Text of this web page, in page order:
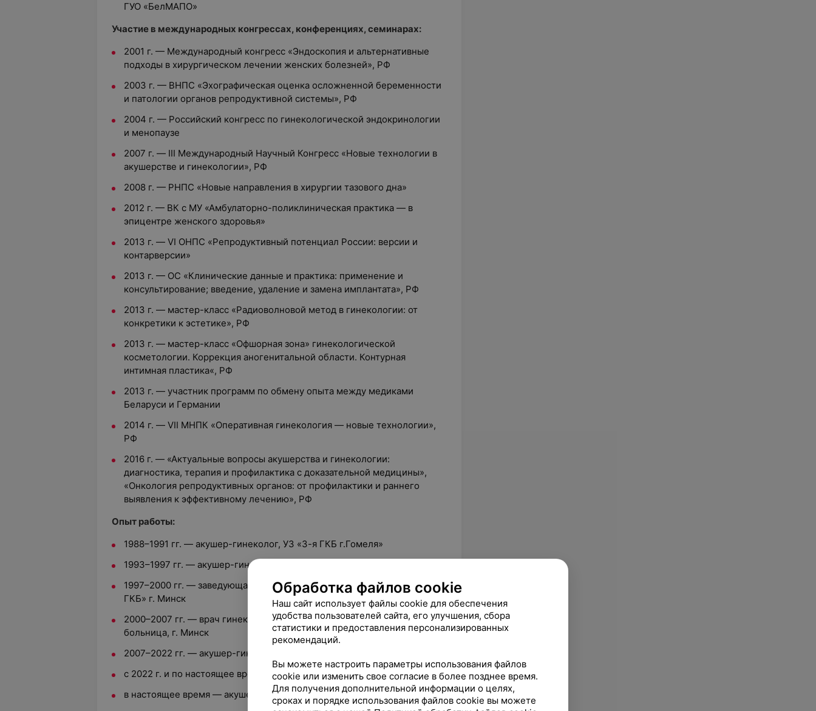
ГУО «БелМАПО»
Участие в международных конгрессах, конференциях, семинарах:
2001 г. — Международный конгресс «Эндоскопия и альтернативные
подходы в хирургическом лечении женских болезней», РФ
2003 г. — ВНПС «Эхографическая оценка осложненной беременности
и патологии органов репродуктивной системы», РФ
2004 г. — Российский конгресс по гинекологической эндокринологии
и менопаузе
2007 г. — III Международный Научный Конгресс «Новые технологии в
акушерстве и гинекологии», РФ
2008 г. — РНПС «Новые направления в хирургии тазового дна»
2012 г. — ВК с МУ «Амбулаторно-поликлиническая практика — в
эпицентре женского здоровья»
2013 г. — VI ОНПС «Репродуктивный потенциал России: версии и
контарверсии»
2013 г. — ОС «Клинические данные и практика: применение и
консультирование; введение, удаление и замена имплантата», РФ
2013 г. — мастер-класс «Радиоволновой метод в гинекологии: от
конкретики к эстетике», РФ
2013 г. — мастер-класс «Офшорная зона» гинекологической
косметологии. Коррекция аногенитальной области. Контурная
интимная пластика«, РФ
2013 г. — участник программ по обмену опыта между медиками
Беларуси и Германии
2014 г. — VII МНПК «Оперативная гинекология — новые технологии»,
РФ
2016 г. — «Актуальные вопросы акушерства и гинекологии:
диагностика, терапия и профилактика с доказательной медицины»,
«Онкология репродуктивных органов: от профилактики и раннего
выявления к эффективному лечению», РФ
Опыт работы:
1988–1991 гг. — акушер-гинеколог, УЗ «3-я ГКБ г.Гомеля»
1993–1997 гг. — акушер-гинеколог, УЗ «6-я ГКБ» г.Минск
1997–2000 гг. — заведующая гинекологическим отделением, УЗ «6-я
ГКБ» г. Минск
2000–2007 гг. — врач гинекологического отделения, Дорожная
больница, г. Минск
2007–2022 гг. — акушер-гинеколог, МЦ «ЛОДЭ»
с 2022 г. и по настоящее время — акушер-гинеколог МЦ «МедАвеню»
в настоящее время — акушер-гинеколог МЦ«Клиника Каскад»
Обработка файлов cookie
Наш сайт использует файлы cookie для обеспечения
удобства пользователей сайта, его улучшения, сбора
статистики и предоставления персонализированных
рекомендаций.
Вы можете настроить параметры использования файлов
cookie или изменить свое согласие в более позднее время.
Для получения дополнительной информации о целях,
сроках и порядке использования файлов cookie вы можете